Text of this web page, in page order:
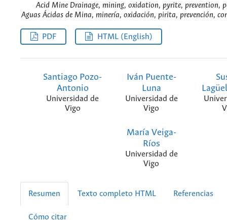
Acid Mine Drainage, mining, oxidation, pyrite, prevention,
Aguas Ácidas de Mina, minería, oxidación, pirita, prevención,
PDF HTML (English)
Santiago Pozo-
Antonio
Universidad de
Vigo
Iván Puente-
Luna
Universidad de
Vigo
María Veiga-
Ríos
Universidad de
Vigo
Resumen Texto completo HTML Referencias
Cómo citar